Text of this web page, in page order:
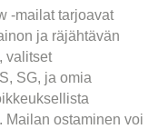
-mailat tarjoavat
ja räjähtävän
valitset
SG, ja omia
Mailan ostaminen voi